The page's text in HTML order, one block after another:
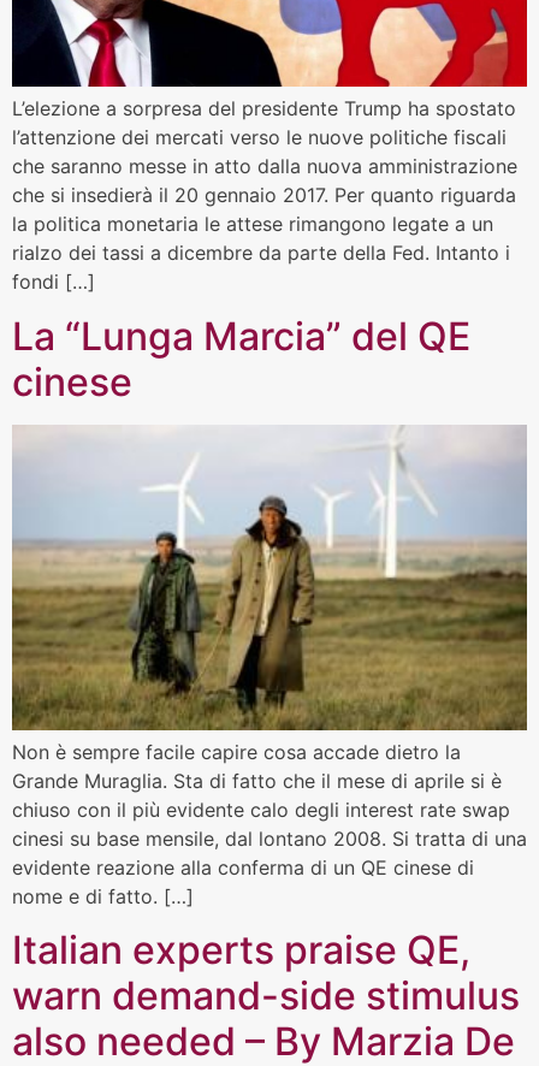
L’elezione a sorpresa del presidente Trump ha spostato
l’attenzione dei mercati verso le nuove politiche fiscali
che saranno messe in atto dalla nuova amministrazione
che si insedierà il 20 gennaio 2017. Per quanto riguarda
la politica monetaria le attese rimangono legate a un
rialzo dei tassi a dicembre da parte della Fed. Intanto i
fondi […]
La “Lunga Marcia” del QE
cinese
Non è sempre facile capire cosa accade dietro la
Grande Muraglia. Sta di fatto che il mese di aprile si è
chiuso con il più evidente calo degli interest rate swap
cinesi su base mensile, dal lontano 2008. Si tratta di una
evidente reazione alla conferma di un QE cinese di
nome e di fatto. […]
Italian experts praise QE,
warn demand-side stimulus
also needed – By Marzia De